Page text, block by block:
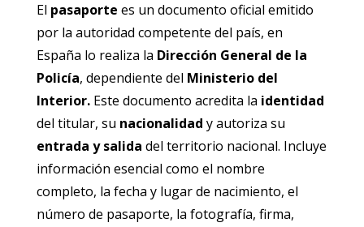
El pasaporte es un documento oficial emitido
por la autoridad competente del país, en
España lo realiza la Dirección General de la
Policía, dependiente del Ministerio del
Interior. Este documento acredita la identidad
del titular, su nacionalidad y autoriza su
entrada y salida del territorio nacional. Incluye
información esencial como el nombre
completo, la fecha y lugar de nacimiento, el
número de pasaporte, la fotografía, firma,